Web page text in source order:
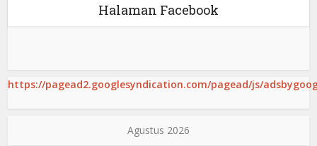
Halaman Facebook
https://pagead2.googlesyndication.com/pagead/js/
Agustus 2026